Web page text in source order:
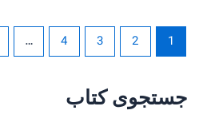
جستجوی کتاب
1
2
3
4
…